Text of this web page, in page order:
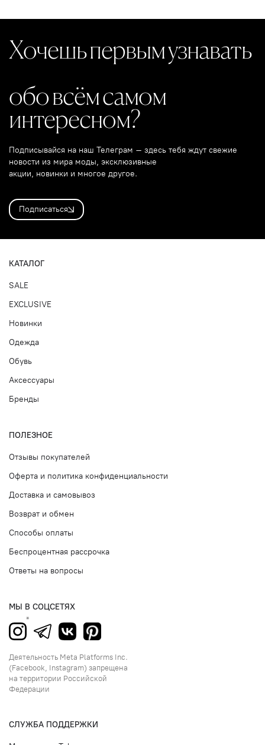
Хочешь первым узнавать
обо всём самом
интересном?
Подписывайся на наш Телеграм – здесь тебя ждут свежие
новости из мира моды, эксклюзивные
акции, новинки и многое другое.
Подписаться
КАТАЛОГ
SALE
EXCLUSIVE
Новинки
Одежда
Обувь
Аксессуары
Бренды
ПОЛЕЗНОЕ
Отзывы покупателей
Оферта и политика конфиденциальности
Доставка и самовывоз
Возврат и обмен
Способы оплаты
Беспроцентная рассрочка
Ответы на вопросы
МЫ В СОЦСЕТЯХ
Деятельность Meta Platforms Inc.
(Facebook, Instagram) запрещена
на территории Российской
Федерации
СЛУЖБА ПОДДЕРЖКИ